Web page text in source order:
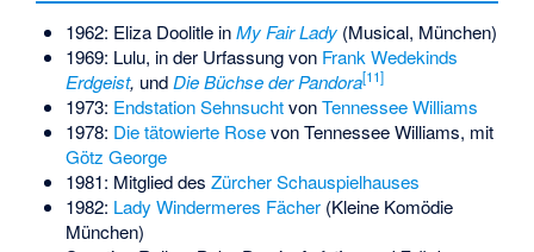
1962: Eliza Doolitle inMy Fair Lady(Musical, München)
1969: Lulu, in der Urfassung von Frank Wedekinds
Erdgeist, undDie Büchse der Pandora[11]
1973: Endstation SehnsuchtvonTennessee Williams
1978: Die tätowierte Rosevon Tennessee Williams, mit
Götz George
1981: Mitglied des Zürcher Schauspielhauses
1982: Lady Windermeres Fächer(Kleine Komödie
München)